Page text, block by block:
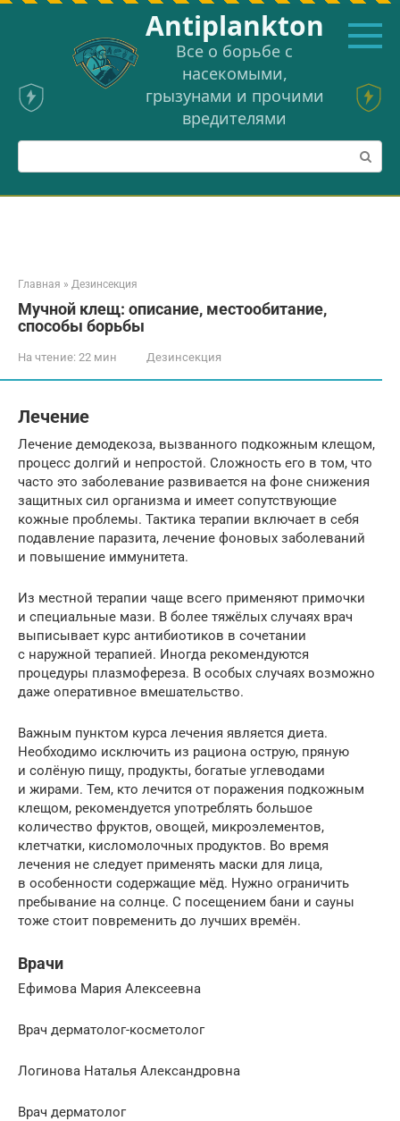
Перейти
Аntiplankton
Все о борьбе с
насекомыми,
грызунами и прочими
вредителями
Поиск:
Главная » Дезинсекция
Мучной клещ: описание, местообитание,
способы борьбы
На чтение: 22 мин Дезинсекция
Лечение
Лечение демодекоза, вызванного подкожным клещом,
процесс долгий и непростой. Сложность его в том, что
часто это заболевание развивается на фоне снижения
защитных сил организма и имеет сопутствующие
кожные проблемы. Тактика терапии включает в себя
подавление паразита, лечение фоновых заболеваний
и повышение иммунитета.
Из местной терапии чаще всего применяют примочки
и специальные мази. В более тяжёлых случаях врач
выписывает курс антибиотиков в сочетании
с наружной терапией. Иногда рекомендуются
процедуры плазмофереза. В особых случаях возможно
даже оперативное вмешательство.
Важным пунктом курса лечения является диета.
Необходимо исключить из рациона острую, пряную
и солёную пищу, продукты, богатые углеводами
и жирами. Тем, кто лечится от поражения подкожным
клещом, рекомендуется употреблять большое
количество фруктов, овощей, микроэлементов,
клетчатки, кисломолочных продуктов. Во время
лечения не следует применять маски для лица,
в особенности содержащие мёд. Нужно ограничить
пребывание на солнце. С посещением бани и сауны
тоже стоит повременить до лучших времён.
Врачи
Ефимова Мария Алексеевна
Врач дерматолог-косметолог
Логинова Наталья Александровна
Врач дерматолог